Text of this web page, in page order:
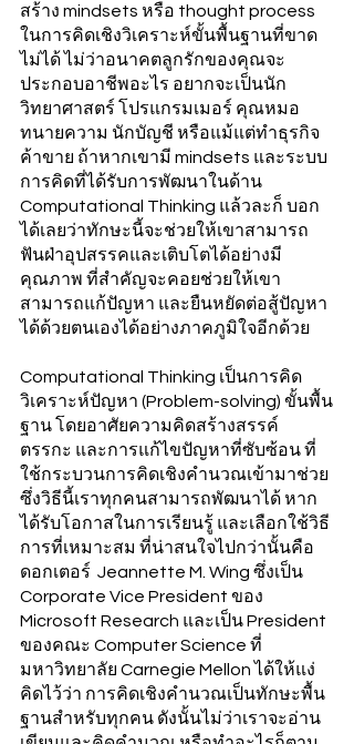
สร้าง mindsets หรือ thought process
ในการคิดเชิงวิเคราะห์ขั้นพื้นฐานที่ขาด
ไม่ได้ ไม่ว่าอนาคตลูกรักของคุณจะ
ประกอบอาชีพอะไร อยากจะเป็นนัก
วิทยาศาสตร์ โปรแกรมเมอร์ คุณหมอ
ทนายความ นักบัญชี หรือแม้แต่ทำธุรกิจ
ค้าขาย ถ้าหากเขามี mindsets และระบบ
การคิดที่ได้รับการพัฒนาในด้าน
Computational Thinking แล้วละก็ บอก
ได้เลยว่าทักษะนี้จะช่วยให้เขาสามารถ
ฟันฝ่าอุปสรรคและเติบโตได้อย่างมี
คุณภาพ ที่สำคัญจะคอยช่วยให้เขา
สามารถแก้ปัญหา และยืนหยัดต่อสู้ปัญหา
ได้ด้วยตนเองได้อย่างภาคภูมิใจอีกด้วย
Computational Thinking เป็นการคิด
วิเคราะห์ปัญหา (Problem-solving) ขั้นพื้น
ฐาน โดยอาศัยความคิดสร้างสรรค์
ตรรกะ และการแก้ไขปัญหาที่ซับซ้อน ที่
ใช้กระบวนการคิดเชิงคำนวณเข้ามาช่วย
ซึ่งวิธีนี้เราทุกคนสามารถพัฒนาได้ หาก
ได้รับโอกาสในการเรียนรู้ และเลือกใช้วิธี
การที่เหมาะสม ที่น่าสนใจไปกว่านั้นคือ
ดอกเตอร์  Jeannette M. Wing ซึ่งเป็น
Corporate Vice President ของ
Microsoft Research และเป็น President
ของคณะ Computer Science ที่
มหาวิทยาลัย Carnegie Mellon ได้ให้แง่
คิดไว้ว่า การคิดเชิงคำนวณเป็นทักษะพื้น
ฐานสำหรับทุกคน ดังนั้นไม่ว่าเราจะอ่าน